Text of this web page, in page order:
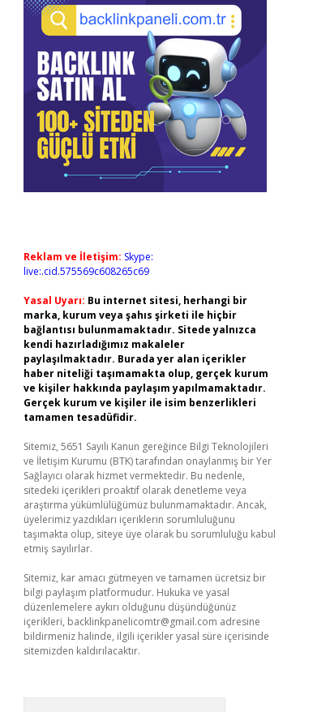
Reklam ve İletişim: Skype:
live:.cid.575569c608265c69
Yasal Uyarı: Bu internet sitesi, herhangi bir
marka, kurum veya şahıs şirketi ile hiçbir
bağlantısı bulunmamaktadır. Sitede yalnızca
kendi hazırladığımız makaleler
paylaşılmaktadır. Burada yer alan içerikler
haber niteliği taşımamakta olup, gerçek kurum
ve kişiler hakkında paylaşım yapılmamaktadır.
Gerçek kurum ve kişiler ile isim benzerlikleri
tamamen tesadüfidir.
Sitemiz, 5651 Sayılı Kanun gereğince Bilgi Teknolojileri
ve İletişim Kurumu (BTK) tarafından onaylanmış bir Yer
Sağlayıcı olarak hizmet vermektedir. Bu nedenle,
sitedeki içerikleri proaktif olarak denetleme veya
araştırma yükümlülüğümüz bulunmamaktadır. Ancak,
üyelerimiz yazdıkları içeriklerin sorumluluğunu
taşımakta olup, siteye üye olarak bu sorumluluğu kabul
etmiş sayılırlar.
Sitemiz, kar amacı gütmeyen ve tamamen ücretsiz bir
bilgi paylaşım platformudur. Hukuka ve yasal
düzenlemelere aykırı olduğunu düşündüğünüz
içerikleri, backlinkpanelicomtr@gmail.com adresine
bildirmeniz halinde, ilgili içerikler yasal süre içerisinde
sitemizden kaldırılacaktır.